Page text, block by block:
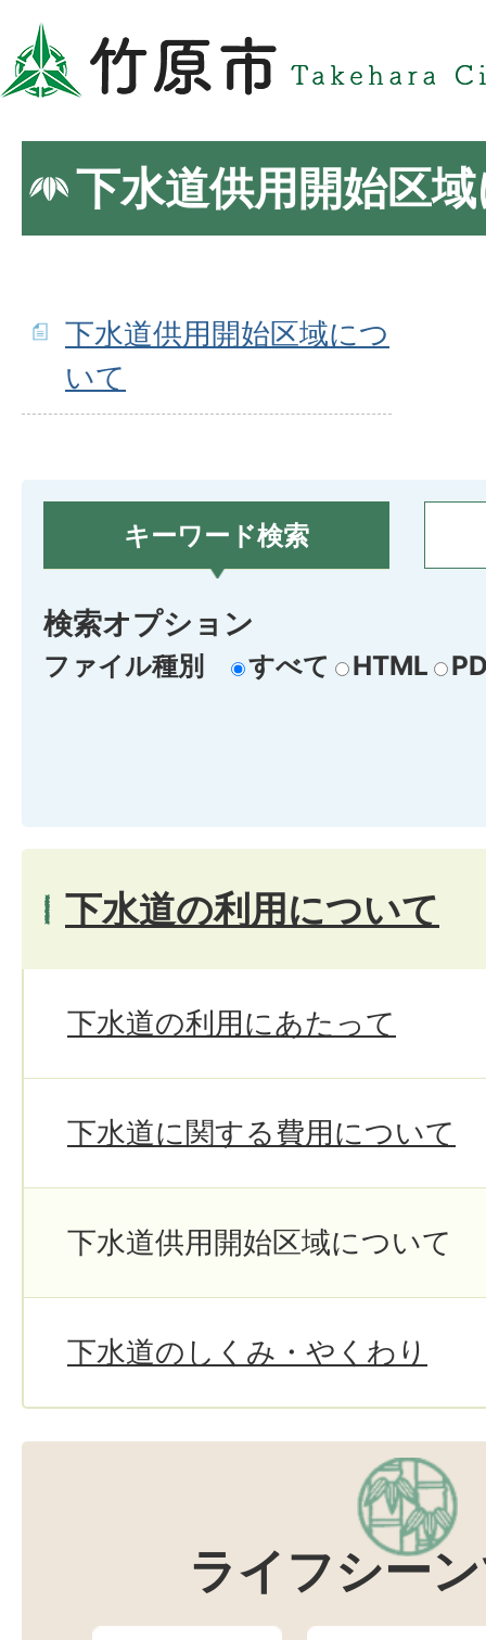
下水道供用開始区
下水道供用開始区域につ
いて
キーワード検索
検索オプション
ファイル種別 すべて HTML
下水道の利用について
下水道の利用にあたって
下水道に関する費用について
下水道供用開始区域について
下水道のしくみ・やくわり
ライフシー